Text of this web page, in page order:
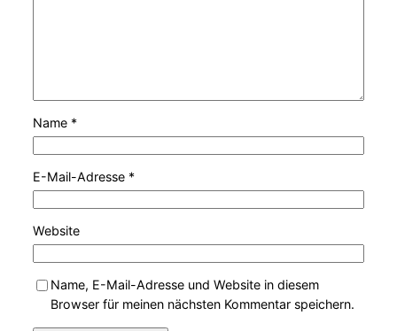
Name *
E-Mail-Adresse *
Website
Name, E-Mail-Adresse und Website in diesem
Browser für meinen nächsten Kommentar speichern.